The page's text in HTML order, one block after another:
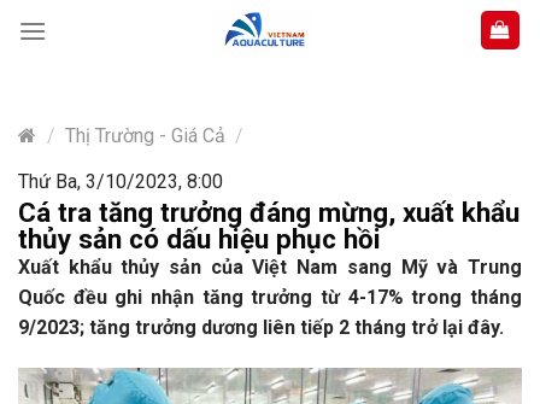
content
/ Thị Trường - Giá Cả /
Thứ Ba, 3/10/2023, 8:00
Cá tra tăng trưởng đáng mừng, xuất khẩu
thủy sản có dấu hiệu phục hồi
Xuất khẩu thủy sản của Việt Nam sang Mỹ và Trung
Quốc đều ghi nhận tăng trưởng từ 4-17% trong tháng
9/2023; tăng trưởng dương liên tiếp 2 tháng trở lại đây.